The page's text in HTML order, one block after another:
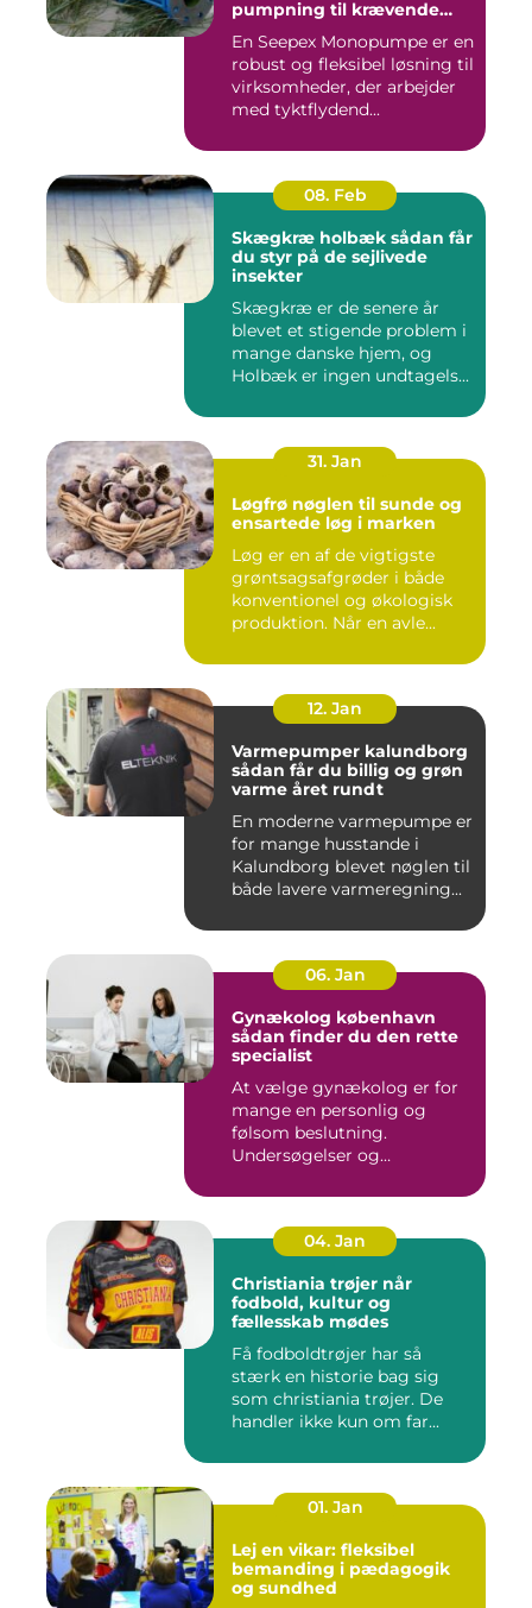
pumpning til krævende
En Seepex Monopumpe er en
robust og fleksibel løsning til
virksomheder, der arbejder
med tyktflydend...
08. Feb
Skægkræ holbæk sådan får
du styr på de sejlivede
insekter
Skægkræ er de senere år
blevet et stigende problem i
mange danske hjem, og
Holbæk er ingen undtagels...
31. Jan
Løgfrø nøglen til sunde og
ensartede løg i marken
Løg er en af de vigtigste
grøntsagsafgrøder i både
konventionel og økologisk
produktion. Når en avle...
12. Jan
Varmepumper kalundborg
sådan får du billig og grøn
varme året rundt
En moderne varmepumpe er
for mange husstande i
Kalundborg blevet nøglen til
både lavere varmeregning...
06. Jan
Gynækolog københavn
sådan finder du den rette
specialist
At vælge gynækolog er for
mange en personlig og
følsom beslutning.
Undersøgelser og
04. Jan
Christiania trøjer når
fodbold, kultur og
fællesskab mødes
Få fodboldtrøjer har så
stærk en historie bag sig
som christiania trøjer. De
handler ikke kun om far...
01. Jan
Lej en vikar: fleksibel
bemanding i pædagogik
og sundhed